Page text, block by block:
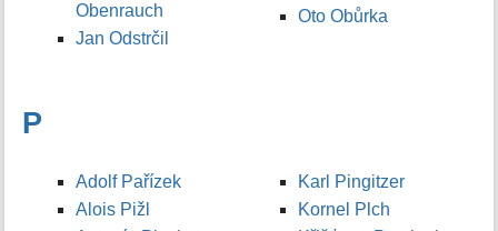
Obenrauch
Jan Odstrčil
Oto Obůrka
P
Adolf Pařízek
Alois Pižl
Karl Pingitzer
Kornel Plch